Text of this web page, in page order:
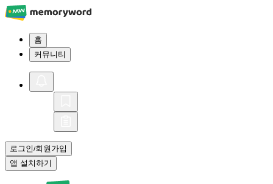
홈
커뮤니티
로그인/회원가입
앱 설치하기